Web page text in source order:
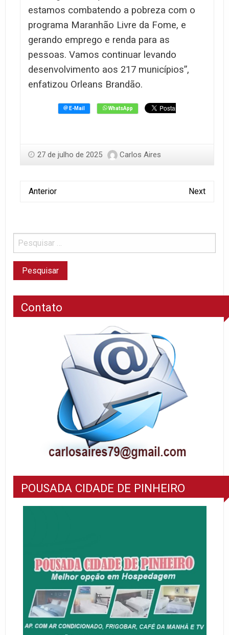
estamos combatendo a pobreza com o
programa Maranhão Livre da Fome, e
gerando emprego e renda para as
pessoas. Vamos continuar levando
desenvolvimento aos 217 municípios”,
enfatizou Orleans Brandão.
27 de julho de 2025 Carlos Aires
Anterior Next
Contato
POUSADA CIDADE DE PINHEIRO